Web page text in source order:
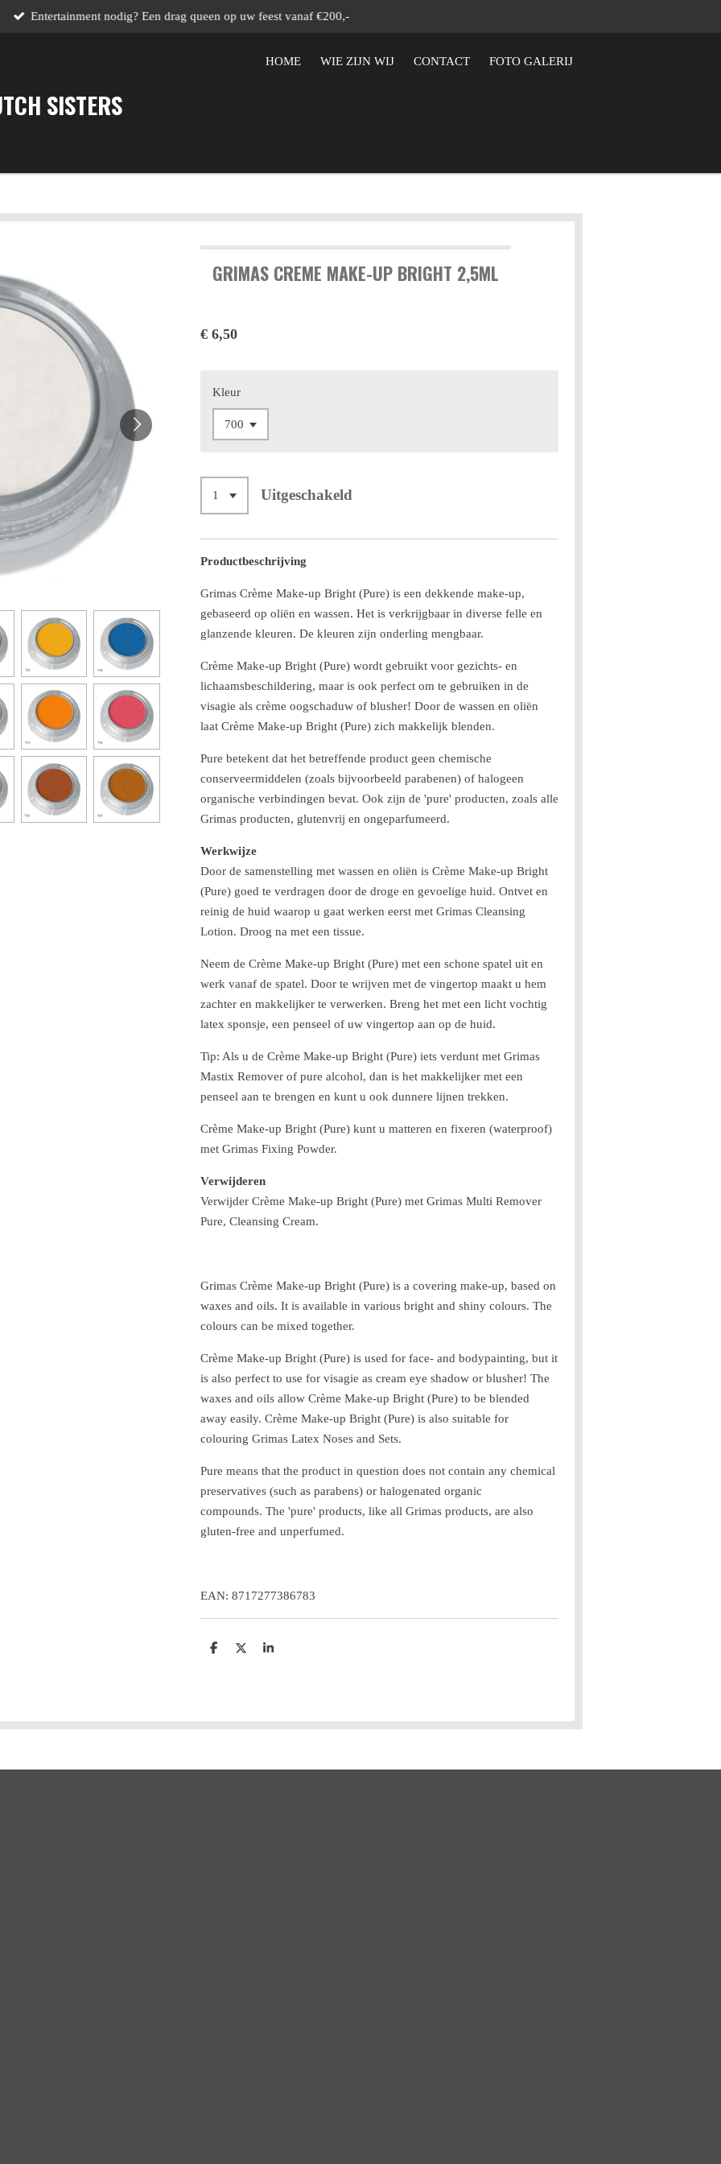
Entertainment nodig? Een drag queen op uw feest vanaf €200,-
SISTERS
HOME WIE ZIJN WIJ CONTACT FOTO GALERIJ
GRIMAS CREME MAKE-UP BRIGHT 2,5ML
€ 6,50
Kleur
Uitgeschakeld
Productbeschrijving
Grimas Crème Make-up Bright (Pure) is een dekkende make-up,
gebaseerd op oliën en wassen. Het is verkrijgbaar in diverse felle en
glanzende kleuren. De kleuren zijn onderling mengbaar.
Crème Make-up Bright (Pure) wordt gebruikt voor gezichts- en
lichaamsbeschildering, maar is ook perfect om te gebruiken in de
visagie als crème oogschaduw of blusher! Door de wassen en oliën
laat Crème Make-up Bright (Pure) zich makkelijk blenden.
Pure betekent dat het betreffende product geen chemische
conserveermiddelen (zoals bijvoorbeeld parabenen) of halogeen
organische verbindingen bevat. Ook zijn de 'pure' producten, zoals alle
Grimas producten, glutenvrij en ongeparfumeerd.
Werkwijze
Door de samenstelling met wassen en oliën is Crème Make-up Bright
(Pure) goed te verdragen door de droge en gevoelige huid. Ontvet en
reinig de huid waarop u gaat werken eerst met Grimas Cleansing
Lotion. Droog na met een tissue.
Neem de Crème Make-up Bright (Pure) met een schone spatel uit en
werk vanaf de spatel. Door te wrijven met de vingertop maakt u hem
zachter en makkelijker te verwerken. Breng het met een licht vochtig
latex sponsje, een penseel of uw vingertop aan op de huid.
Tip: Als u de Crème Make-up Bright (Pure) iets verdunt met Grimas
Mastix Remover of pure alcohol, dan is het makkelijker met een
penseel aan te brengen en kunt u ook dunnere lijnen trekken.
Crème Make-up Bright (Pure) kunt u matteren en fixeren (waterproof)
met Grimas Fixing Powder.
Verwijderen
Verwijder Crème Make-up Bright (Pure) met Grimas Multi Remover
Pure, Cleansing Cream.
Grimas Crème Make-up Bright (Pure) is a covering make-up, based on
waxes and oils. It is available in various bright and shiny colours. The
colours can be mixed together.
Crème Make-up Bright (Pure) is used for face- and bodypainting, but it
is also perfect to use for visagie as cream eye shadow or blusher! The
waxes and oils allow Crème Make-up Bright (Pure) to be blended
away easily. Crème Make-up Bright (Pure) is also suitable for
colouring Grimas Latex Noses and Sets.
Pure means that the product in question does not contain any chemical
preservatives (such as parabens) or halogenated organic
compounds. The 'pure' products, like all Grimas products, are also
gluten-free and unperfumed.
EAN: 8717277386783
D
D
S